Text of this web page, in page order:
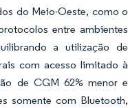
do Meio-Oeste, como o
entre ambientes
a utilização de
com acesso limitado à
de CGM 62% menor e
somente com Bluetooth,